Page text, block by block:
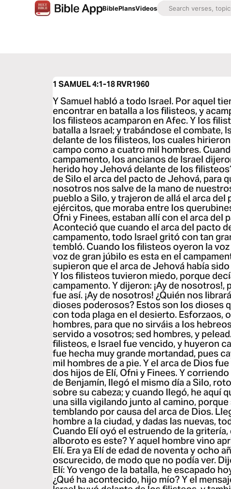
BiblePlansVideos
1 SAMUEL 4:1-18RVR1960
Y Samuel habló a todo Israel. Por aquel
encontrar en batalla a los filisteos, y
los filisteos acamparon en Afec. Y los
batalla a Israel; y trabándose el combate,
delante de los filisteos, los cuales
campo como a cuatro mil hombres.
campamento, los ancianos de Israel
herido hoy Jehová delante de los
de Silo el arca del pacto de Jehová, para
nosotros nos salve de la mano de
pueblo a Silo, y trajeron de allá el arca
ejércitos, que moraba entre los
Ofni y Finees, estaban allí con el arca del
Aconteció que cuando el arca del pacto
campamento, todo Israel gritó con tan
tembló. Cuando los filisteos oyeron la
voz de gran júbilo es esta en el
supieron que el arca de Jehová había
Y los filisteos tuvieron miedo, porque
campamento. Y dijeron: ¡Ay de nosotros!,
fue así. ¡Ay de nosotros! ¿Quién nos
dioses poderosos? Estos son los dioses
con toda plaga en el desierto. Esforzaos,
hombres, para que no sirváis a los
servido a vosotros; sed hombres, y
filisteos, e Israel fue vencido, y huyeron
fue hecha muy grande mortandad, pues
mil hombres de a pie. Y el arca de Dios
dos hijos de Elí, Ofni y Finees. Y
de Benjamín, llegó el mismo día a Silo,
sobre su cabeza; y cuando llegó, he aquí
una silla vigilando junto al camino,
temblando por causa del arca de Dios.
hombre a la ciudad, y dadas las nuevas,
Cuando Elí oyó el estruendo de la
alboroto es este? Y aquel hombre vino
Elí. Era ya Elí de edad de noventa y ocho
oscurecido, de modo que no podía ver.
Elí: Yo vengo de la batalla, he escapado
¿Qué ha acontecido, hijo mío? Y el